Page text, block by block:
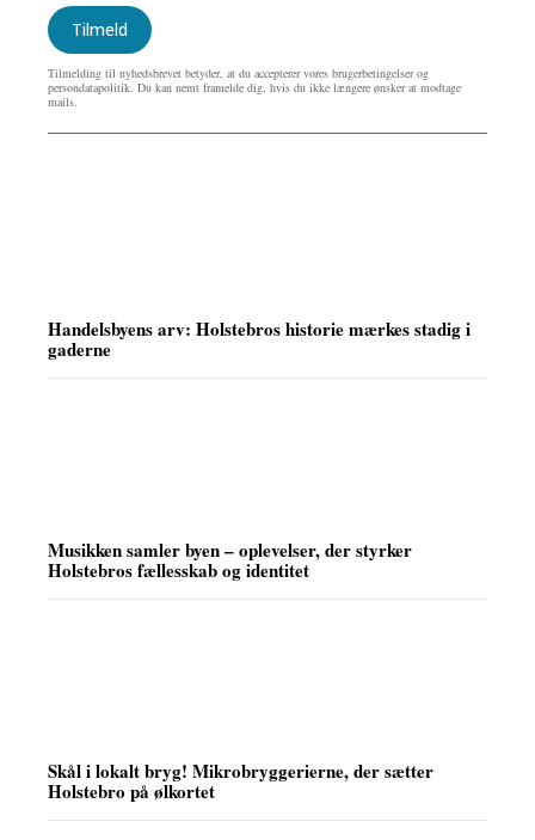
Handelsbyens arv: Holstebros historie mærkes stadig i
gaderne
Musikken samler byen – oplevelser, der styrker
Holstebros fællesskab og identitet
Skål i lokalt bryg! Mikrobryggerierne, der sætter
Holstebro på ølkortet
Tilmeld
Tilmelding til nyhedsbrevet betyder, at du accepterer vores brugerbetingelser og
persondatapolitik. Du kan nemt framelde dig, hvis du ikke længere ønsker at modtage
mails.